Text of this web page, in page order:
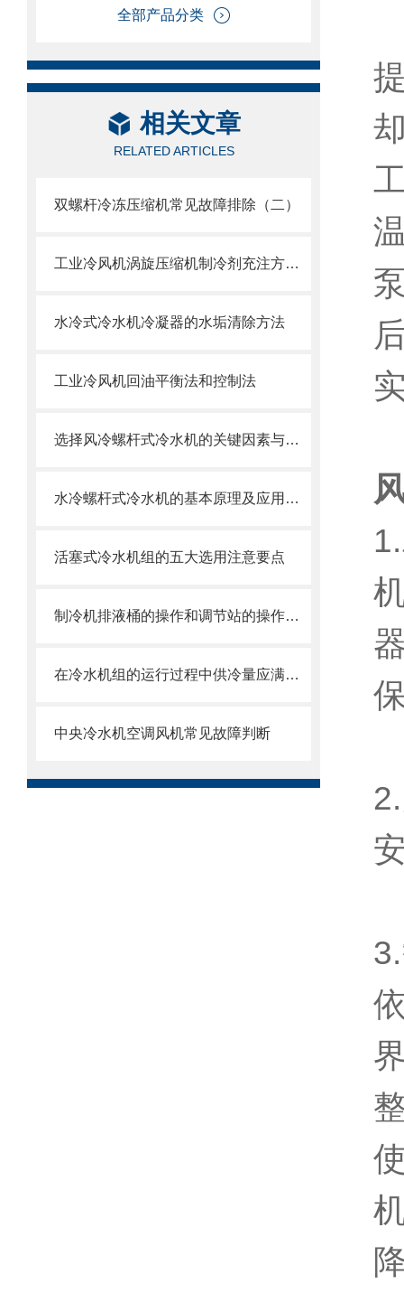
全部产品分类
相关文章
RELATED ARTICLES
双螺杆冷冻压缩机常见故障排除（二）
工业冷风机涡旋压缩机制冷剂充注方法与充注问题
水冷式冷水机冷凝器的水垢清除方法
工业冷风机回油平衡法和控制法
选择风冷螺杆式冷水机的关键因素与建议
水冷螺杆式冷水机的基本原理及应用领域概述
活塞式冷水机组的五大选用注意要点
制冷机排液桶的操作和调节站的操作管理
在冷水机组的运行过程中供冷量应满足流量运行
中央冷水机空调风机常见故障判断